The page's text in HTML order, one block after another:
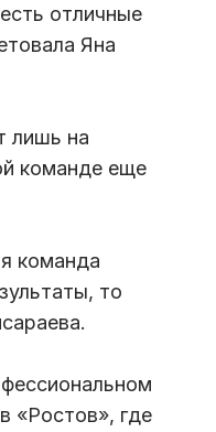
отличные
Яна
лишь на
команде еще
команда
то
«Ростов», где